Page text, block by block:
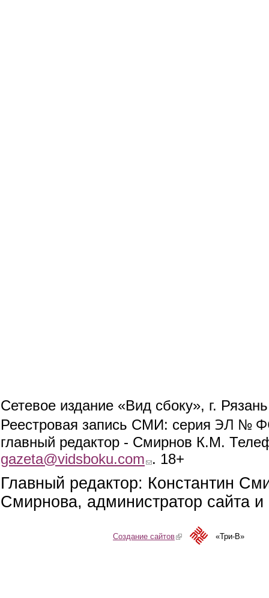
Сетевое издание «Вид сбоку», г.
Реестровая запись СМИ: серия ЭЛ №
главный редактор - Смирнов К.М.
gazeta@vidsboku.com (link sends e-mail)
. 18+
Главный редактор: Константин
Смирнова, администратор сайта
Создание сайтов(link is external)«Три-В»